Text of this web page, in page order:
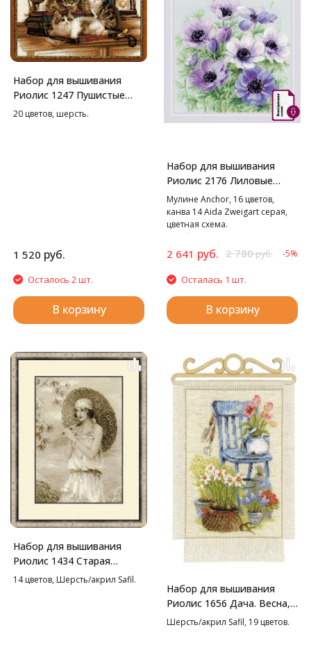
Набор для вышивания
Риолис 1247 Пушистые
друзья, 40*30 см
20 цветов, шерсть.
1 520 руб.
Осталось 2 шт.
В корзину
Набор для вышивания
Риолис 2176 Лиловые
Анемоны, 30*30 см
Мулине Anchor, 16 цветов,
канва 14 Aida Zweigart серая,
цветная схема.
В наборе используются
техники: крест, полукрест,
стежок, смешанные цвета.
2 641 руб. 2 780руб. -5%
Осталась 1 шт.
В корзину
Набор для вышивания
Риолис 1434 Старая
фотография. Ривьера,
14 цветов, Шерсть/акрил Safil.
Набор для вышивания
Риолис 1656 Дача. Весна,
20*30 см
Шерсть/акрил Safil, 19 цветов.